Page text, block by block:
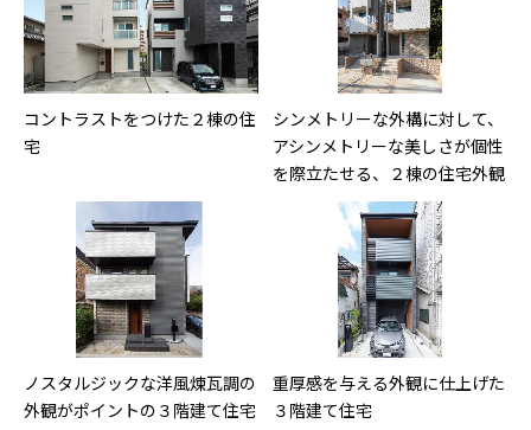
コントラストをつけた２棟の住
宅
シンメトリーな外構に対して、
アシンメトリーな美しさが個性
を際立たせる、２棟の住宅外観
ノスタルジックな洋風煉瓦調の
外観がポイントの３階建て住宅
重厚感を与える外観に仕上げた
３階建て住宅